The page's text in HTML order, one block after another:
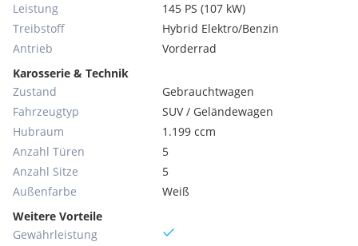
Leistung
145 PS (107 kW)
Treibstoff
Hybrid Elektro/Benzin
Antrieb
Vorderrad
Karosserie & Technik
Zustand
Gebrauchtwagen
Fahrzeugtyp
SUV / Geländewagen
Hubraum
1.199 ccm
Anzahl Türen
5
Anzahl Sitze
5
Außenfarbe
Weiß
Weitere Vorteile
Gewährleistung